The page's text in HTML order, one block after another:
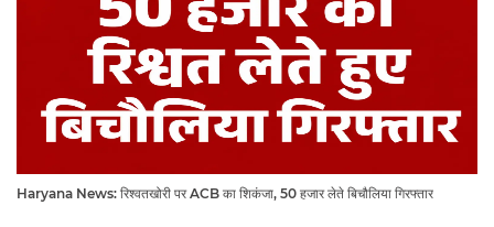
Haryana News: रिश्वतखोरी पर ACB का शिकंजा, 50 हजार लेते बिचौलिया गिरफ्तार